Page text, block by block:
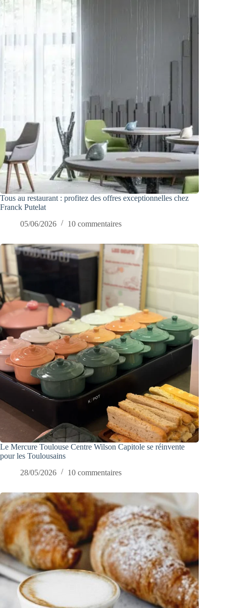
Tous au restaurant : profitez des offres exceptionnelles chez
Franck Putelat
05/06/2026
10 commentaires
Le Mercure Toulouse Centre Wilson Capitole se réinvente
pour les Toulousains
28/05/2026
10 commentaires